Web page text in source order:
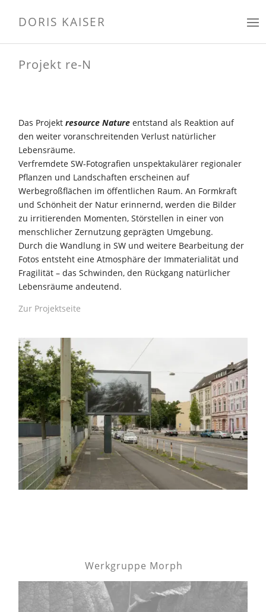
DORIS KAISER
Projekt re-N
Das Projektresource Nature entstand als Reaktion auf
den weiter voranschreitenden Verlust natürlicher
Lebensräume.
Verfremdete SW-Fotografien unspektakulärer regionaler
Pflanzen und Landschaften erscheinen auf
Werbegroßflächen im öffentlichen Raum. An Formkraft
und Schönheit der Natur erinnernd, werden die Bilder
zu irritierenden Momenten, Störstellen in einer von
menschlicher Zernutzung geprägten Umgebung.
Durch die Wandlung in SW und weitere Bearbeitung der
Fotos entsteht eine Atmosphäre der Immaterialität und
Fragilität – das Schwinden, den Rückgang natürlicher
Lebensräume andeutend.
Zur Projektseite
Werkgruppe Morph